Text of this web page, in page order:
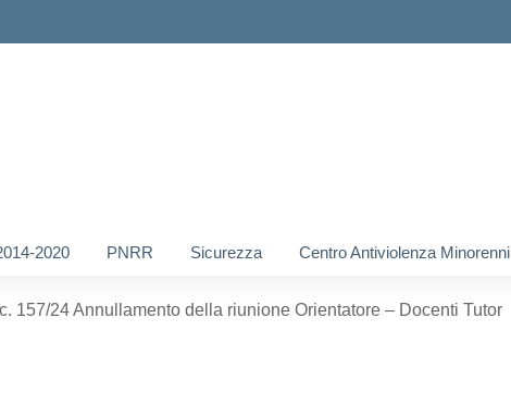
2020 PNRR Sicurezza Centro Antiviolenza Minorenni
157/24 Annullamento della riunione Orientatore – Docenti Tutor